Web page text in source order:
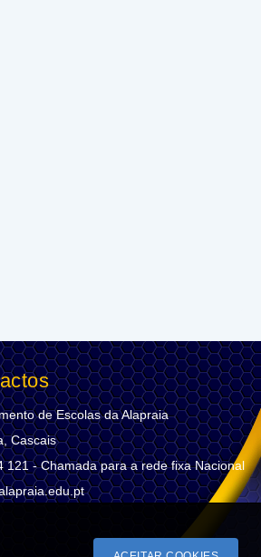
de Escolas da Alapraia
Cascais
121 - Chamada para a rede fixa Nacional